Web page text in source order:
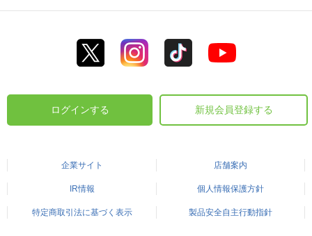
ログインする 新規会員登録する
企業サイト 店舗案内
IR情報 個人情報保護方針
特定商取引法に基づく表示 製品安全自主行動指針